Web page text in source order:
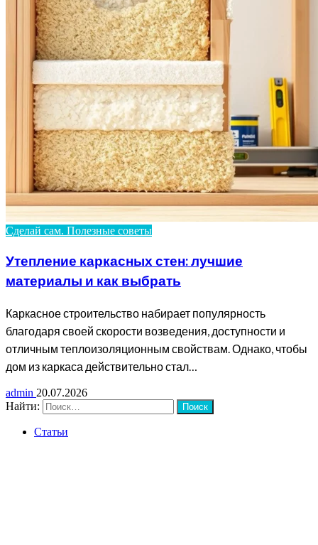
Сделай сам. Полезные советы
Утепление каркасных стен: лучшие
материалы и как выбрать
Каркасное строительство набирает популярность
благодаря своей скорости возведения, доступности и
отличным теплоизоляционным свойствам. Однако, чтобы
дом из каркаса действительно стал…
admin 20.07.2026
Найти:
Статьи